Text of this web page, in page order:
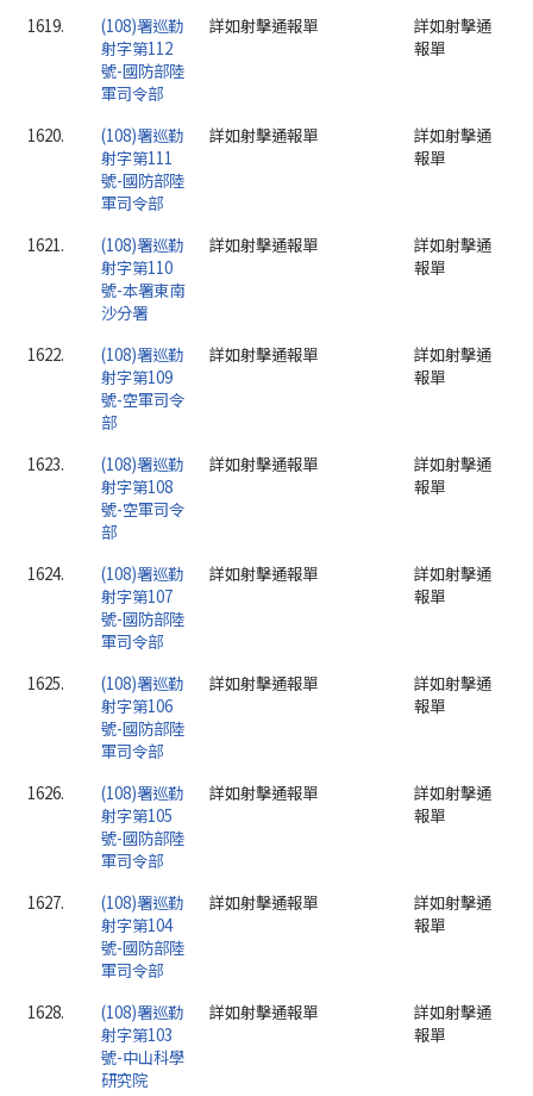
1619.
(108)署巡勤
射字第112
號-國防部陸
軍司令部
詳如射擊通報單
詳如射擊通
報單
1620.
(108)署巡勤
射字第111
號-國防部陸
軍司令部
詳如射擊通報單
詳如射擊通
報單
1621.
(108)署巡勤
射字第110
號-本署東南
沙分署
詳如射擊通報單
詳如射擊通
報單
1622.
(108)署巡勤
射字第109
號-空軍司令
部
詳如射擊通報單
詳如射擊通
報單
1623.
(108)署巡勤
射字第108
號-空軍司令
部
詳如射擊通報單
詳如射擊通
報單
1624.
(108)署巡勤
射字第107
號-國防部陸
軍司令部
詳如射擊通報單
詳如射擊通
報單
1625.
(108)署巡勤
射字第106
號-國防部陸
軍司令部
詳如射擊通報單
詳如射擊通
報單
1626.
(108)署巡勤
射字第105
號-國防部陸
軍司令部
詳如射擊通報單
詳如射擊通
報單
1627.
(108)署巡勤
射字第104
號-國防部陸
軍司令部
詳如射擊通報單
詳如射擊通
報單
1628.
(108)署巡勤
射字第103
號-中山科學
研究院
詳如射擊通報單
詳如射擊通
報單